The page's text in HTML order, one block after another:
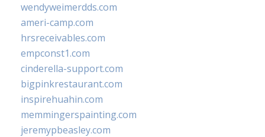
wendyweimerdds.com
ameri-camp.com
hrsreceivables.com
empconst1.com
cinderella-support.com
bigpinkrestaurant.com
inspirehuahin.com
memmingerspainting.com
jeremypbeasley.com